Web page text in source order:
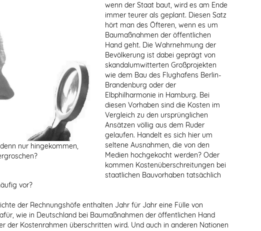
nur hingekommen,
wenn der Staat baut, wird es am Ende
immer teurer als geplant. Diesen Satz
hört man des Öfteren, wenn es um
Baumaßnahmen der öffentlichen
Hand geht. Die Wahrnehmung der
Bevölkerung ist dabei geprägt von
skandalumwitterten Großprojekten
wie dem Bau des Flughafens Berlin-
Brandenburg oder der
Elbphilharmonie in Hamburg. Bei
diesen Vorhaben sind die Kosten im
Vergleich zu den ursprünglichen
Ansätzen völlig aus dem Ruder
gelaufen. Handelt es sich hier um
seltene Ausnahmen, die von den
Medien hochgekocht werden? Oder
kommen Kostenüberschreitungen bei
staatlichen Bauvorhaben tatsächlich
vor?
der Rechnungshöfe enthalten Jahr für Jahr eine Fülle von
wie in Deutschland bei Baumaßnahmen der öffentlichen Hand
der Kostenrahmen überschritten wird. Und auch in anderen Nationen